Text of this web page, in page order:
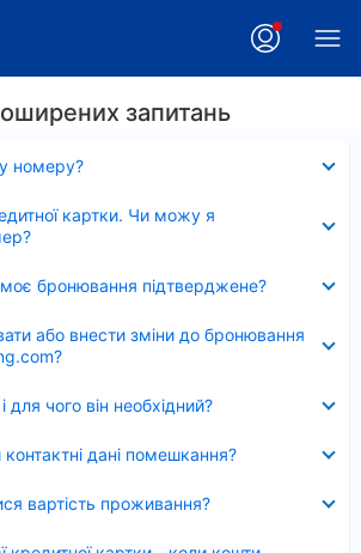
запитань
номеру?
картки. Чи можу я
бронювання підтверджене?
або внести зміни до бронювання
чого він необхідний?
дані помешкання?
вартість проживання?